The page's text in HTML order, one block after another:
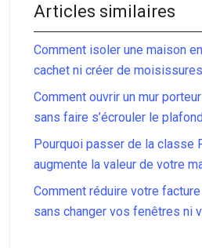
Articles similaires
Comment isoler une maison
cachet ni créer de
Comment ouvrir un mur
sans faire s’écrouler le
Pourquoi passer de la classe
augmente la valeur de votre
Comment réduire votre
sans changer vos fenêtres ni